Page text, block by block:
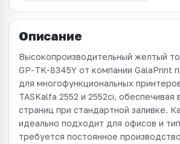
Описание
Высокопроизводительный желтый
GP-TK-8345Y от компании GalaPrint
для многофункциональных
TASKalfa 2552 и 2552ci,
страниц при стандартной заливке.
идеально подходит для офисов и
требуется постоянное